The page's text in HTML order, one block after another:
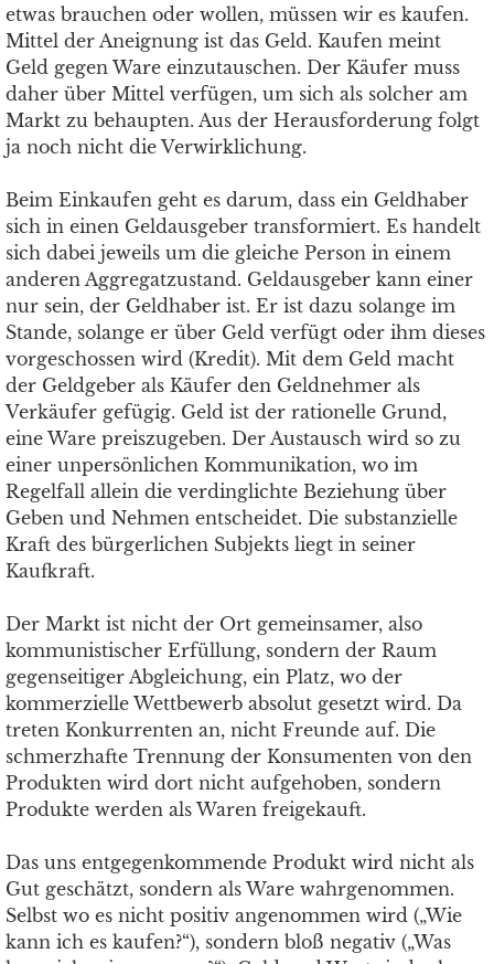
etwas brauchen oder wollen, müssen wir es kaufen.
Mittel der Aneignung ist das Geld. Kaufen meint
Geld gegen Ware einzutauschen. Der Käufer muss
daher über Mittel verfügen, um sich als solcher am
Markt zu behaupten. Aus der Herausforderung folgt
ja noch nicht die Verwirklichung.
Beim Einkaufen geht es darum, dass ein Geldhaber
sich in einen Geldausgeber transformiert. Es handelt
sich dabei jeweils um die gleiche Person in einem
anderen Aggregatzustand. Geldausgeber kann einer
nur sein, der Geldhaber ist. Er ist dazu solange im
Stande, solange er über Geld verfügt oder ihm dieses
vorgeschossen wird (Kredit). Mit dem Geld macht
der Geldgeber als Käufer den Geldnehmer als
Verkäufer gefügig. Geld ist der rationelle Grund,
eine Ware preiszugeben. Der Austausch wird so zu
einer unpersönlichen Kommunikation, wo im
Regelfall allein die verdinglichte Beziehung über
Geben und Nehmen entscheidet. Die substanzielle
Kraft des bürgerlichen Subjekts liegt in seiner
Kaufkraft.
Der Markt ist nicht der Ort gemeinsamer, also
kommunistischer Erfüllung, sondern der Raum
gegenseitiger Abgleichung, ein Platz, wo der
kommerzielle Wettbewerb absolut gesetzt wird. Da
treten Konkurrenten an, nicht Freunde auf. Die
schmerzhafte Trennung der Konsumenten von den
Produkten wird dort nicht aufgehoben, sondern
Produkte werden als Waren freigekauft.
Das uns entgegenkommende Produkt wird nicht als
Gut geschätzt, sondern als Ware wahrgenommen.
Selbst wo es nicht positiv angenommen wird („Wie
kann ich es kaufen?“), sondern bloß negativ („Was